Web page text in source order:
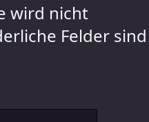
wird nicht
Felder sind